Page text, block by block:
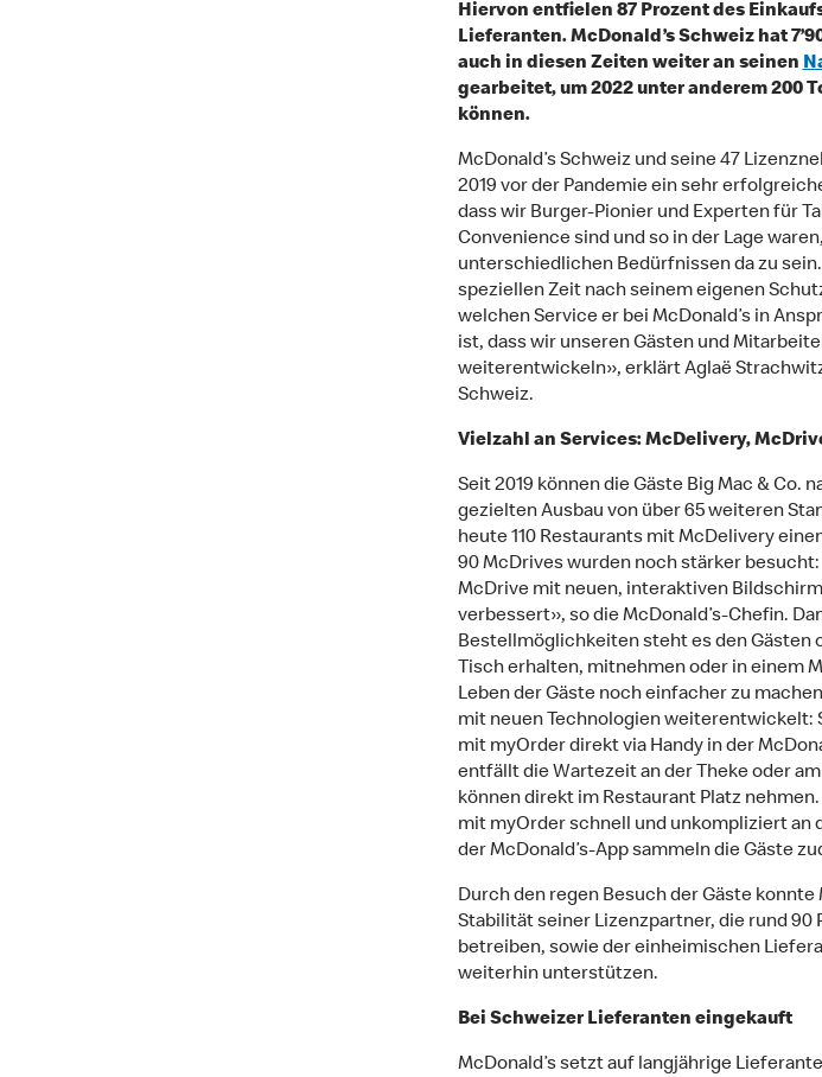
Hiervon entfielen 87 Prozent des
Lieferanten. McDonald’s Schweiz hat
auch in diesen Zeiten weiter an seinen
gearbeitet, um 2022 unter anderem 200
können.
McDonald’s Schweiz und seine 47
2019 vor der Pandemie ein sehr
dass wir Burger-Pionier und Experten für
Convenience sind und so in der Lage
unterschiedlichen Bedürfnissen da zu
speziellen Zeit nach seinem eigenen
welchen Service er bei McDonald’s in
ist, dass wir unseren Gästen und
weiterentwickeln», erklärt Aglaë
Schweiz.
Vielzahl an Services: McDelivery,
Seit 2019 können die Gäste Big Mac & Co.
gezielten Ausbau von über 65 weiteren
heute 110 Restaurants mit McDelivery
90 McDrives wurden noch stärker
McDrive mit neuen, interaktiven
verbessert», so die McDonald’s-Chefin.
Bestellmöglichkeiten steht es den Gästen
Tisch erhalten, mitnehmen oder in einem
Leben der Gäste noch einfacher zu
mit neuen Technologien weiterentwickelt:
mit myOrder direkt via Handy in der
entfällt die Wartezeit an der Theke oder
können direkt im Restaurant Platz
mit myOrder schnell und unkompliziert an
der McDonald’s-App sammeln die Gäste
Durch den regen Besuch der Gäste
Stabilität seiner Lizenzpartner, die rund 90
betreiben, sowie der einheimischen
weiterhin unterstützen.
Bei Schweizer Lieferanten eingekauft
McDonald’s setzt auf langjährige